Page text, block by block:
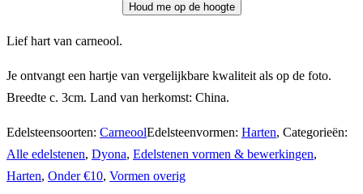
Houd me op de hoogte
Lief hart van carneool.
Je ontvangt een hartje van vergelijkbare kwaliteit als op de foto.
Breedte c. 3cm. Land van herkomst: China.
Edelsteensoorten: CarneoolEdelsteenvormen: Harten, Categorieën:
Alle edelstenen, Dyona, Edelstenen vormen & bewerkingen,
Harten, Onder €10, Vormen overig